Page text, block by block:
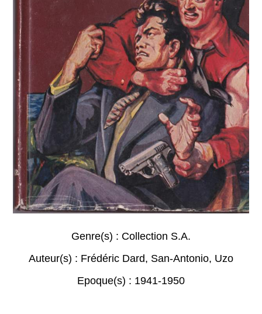
Genre(s) : Collection S.A.
Auteur(s) : Frédéric Dard, San-Antonio, Uzo
Epoque(s) : 1941-1950